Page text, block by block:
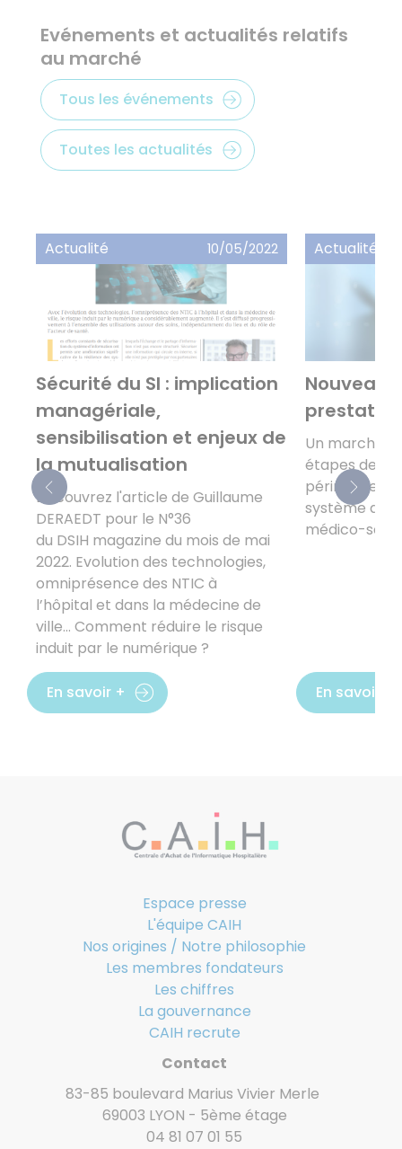
Evénements et actualités relatifs
au marché
Tous les événements
Toutes les actualités
Actualité 10/05/2022
Sécurité du SI : implication
managériale,
sensibilisation et enjeux de
la mutualisation
Découvrez l'article de Guillaume
DERAEDT pour le N°36
du DSIH magazine du mois de mai
2022. Evolution des technologies,
omniprésence des NTIC à
l’hôpital et dans la médecine de
ville... Comment réduire le risque
induit par le numérique ?
En savoir +
Actualité
Nouveau
Un marché
étapes des
périmètre
système
médico-
En savoir +
Espace presse
L'équipe CAIH
Nos origines / Notre philosophie
Les membres fondateurs
Les chiffres
La gouvernance
CAIH recrute
Contact
83-85 boulevard Marius Vivier Merle
69003 LYON - 5ème étage
04 81 07 01 55